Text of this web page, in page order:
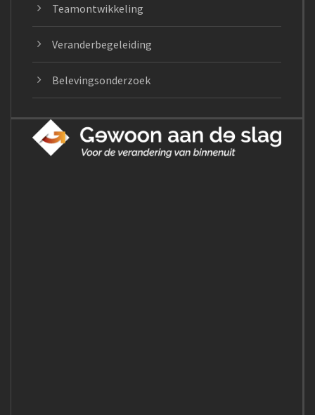
Teamontwikkeling
Veranderbegeleiding
Belevingsonderzoek